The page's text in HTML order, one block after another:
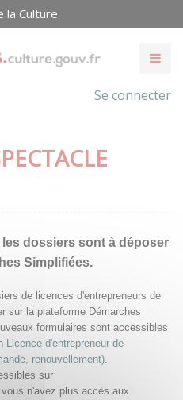
la Culture
Se connecter
les dossiers sont à déposer
Simplifiées.
de licences d'entrepreneurs de
sur la plateforme Démarches
formulaires sont accessibles
Licence d'entrepreneur de
renouvellement).
sur
n'avez plus accès aux